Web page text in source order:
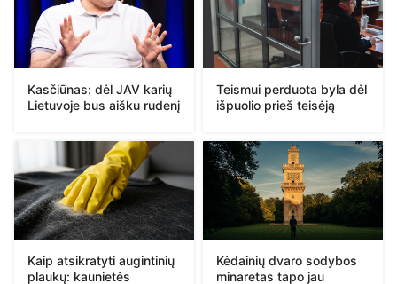
Kasčiūnas: dėl JAV karių
Lietuvoje bus aišku rudenį
Teismui perduota byla dėl
išpuolio prieš teisėją
Kaip atsikratyti augintinių
plaukų: kaunietės
Kėdainių dvaro sodybos
minaretas tapo jau